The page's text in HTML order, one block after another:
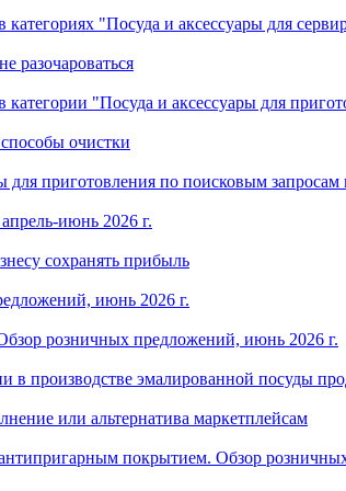
категориях "Посуда и аксессуары для
разочароваться
"Посуда и аксессуары для
очистки
приготовления по поисковым запросам
июнь 2026 г.
сохранять прибыль
июнь 2026 г.
розничных предложений, июнь 2026 г.
в производстве эмалированной посуды
или альтернатива маркетплейсам
покрытием. Обзор